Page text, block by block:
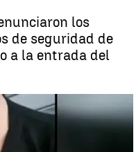
los
de seguridad de
a la entrada del
que quitar una camiseta
en El Molinón |Redacción